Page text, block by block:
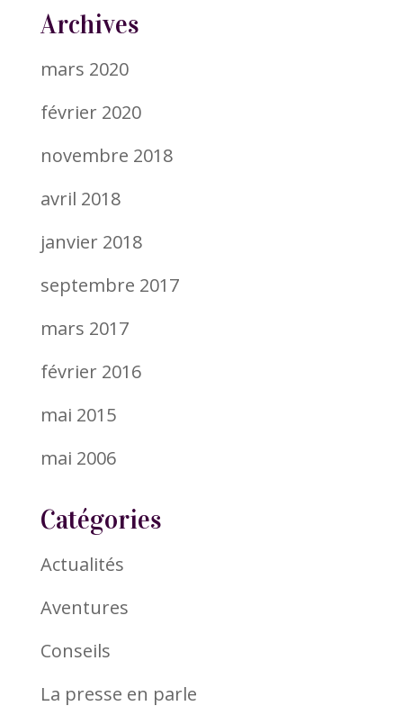
Archives
mars 2020
février 2020
novembre 2018
avril 2018
janvier 2018
septembre 2017
mars 2017
février 2016
mai 2015
mai 2006
Catégories
Actualités
Aventures
Conseils
La presse en parle